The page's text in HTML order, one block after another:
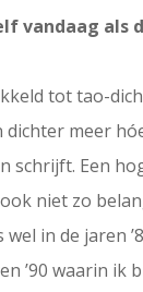
vandaag als
tot tao-
dichter meer
schrijft. Een
niet zo
in de jaren
’90 waarin ik